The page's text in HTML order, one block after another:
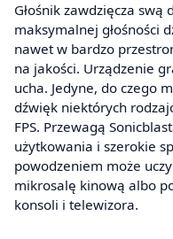
Głośnik zawdzięcza
maksymalnej głośności
nawet w bardzo
na jakości. Urządzenie
ucha. Jedyne, do czego
dźwięk niektórych
FPS. Przewagą
użytkowania i szerokie
powodzeniem może
mikrosalę kinową albo
konsoli i telewizora.